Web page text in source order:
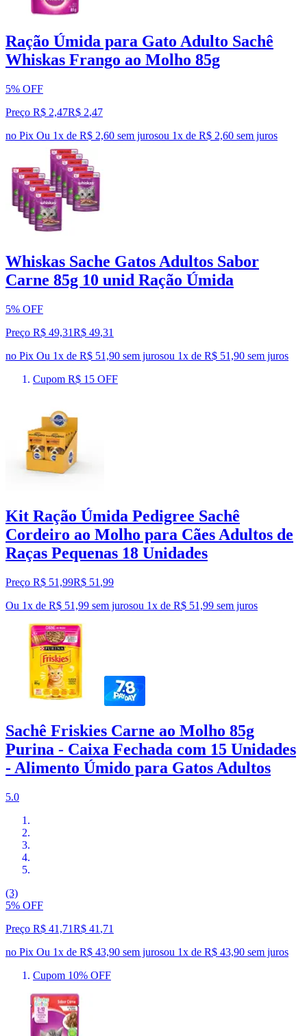
Ração Úmida para Gato Adulto Sachê
Whiskas Frango ao Molho 85g
5% OFF
Preço R$ 2,47R$ 2,47
no Pix Ou 1x de R$ 2,60 sem jurosou 1x de R$ 2,60 sem juros
Whiskas Sache Gatos Adultos Sabor
Carne 85g 10 unid Ração Úmida
5% OFF
Preço R$ 49,31R$ 49,31
no Pix Ou 1x de R$ 51,90 sem jurosou 1x de R$ 51,90 sem juros
Cupom R$ 15 OFF
Kit Ração Úmida Pedigree Sachê
Cordeiro ao Molho para Cães Adultos de
Raças Pequenas 18 Unidades
Preço R$ 51,99R$ 51 ,99
Ou 1x de R$ 51,99 sem jurosou 1x de R$ 51,99 sem juros
Sachê Friskies Carne ao Molho 85g
Purina - Caixa Fechada com 15 Unidades
- Alimento Úmido para Gatos Adultos
5.0
(3)
5% OFF
Preço R$ 41,71R$ 41 ,71
no Pix Ou 1x de R$ 43,90 sem jurosou 1x de R$ 43,90 sem juros
Cupom 10% OFF